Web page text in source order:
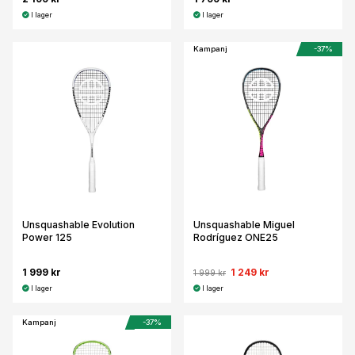
I lager I lager
Unsquashable Evolution
Power 125
1 999 kr
I lager
Kampanj -37%
Unsquashable Miguel
Rodríguez ONE25
1 999 kr 1 249 kr
I lager
Kampanj -37%